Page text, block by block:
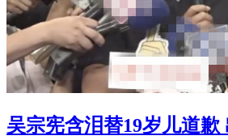
吴宗宪含泪替19岁儿道歉